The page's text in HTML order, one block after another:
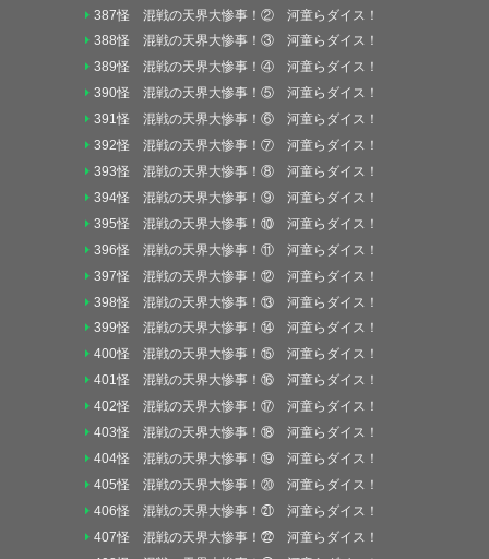
387怪 混戦の天界大惨事！② 河童らダイス！
388怪 混戦の天界大惨事！③ 河童らダイス！
389怪 混戦の天界大惨事！④ 河童らダイス！
390怪 混戦の天界大惨事！⑤ 河童らダイス！
391怪 混戦の天界大惨事！⑥ 河童らダイス！
392怪 混戦の天界大惨事！⑦ 河童らダイス！
393怪 混戦の天界大惨事！⑧ 河童らダイス！
394怪 混戦の天界大惨事！⑨ 河童らダイス！
395怪 混戦の天界大惨事！⑩ 河童らダイス！
396怪 混戦の天界大惨事！⑪ 河童らダイス！
397怪 混戦の天界大惨事！⑫ 河童らダイス！
398怪 混戦の天界大惨事！⑬ 河童らダイス！
399怪 混戦の天界大惨事！⑭ 河童らダイス！
400怪 混戦の天界大惨事！⑮ 河童らダイス！
401怪 混戦の天界大惨事！⑯ 河童らダイス！
402怪 混戦の天界大惨事！⑰ 河童らダイス！
403怪 混戦の天界大惨事！⑱ 河童らダイス！
404怪 混戦の天界大惨事！⑲ 河童らダイス！
405怪 混戦の天界大惨事！⑳ 河童らダイス！
406怪 混戦の天界大惨事！㉑ 河童らダイス！
407怪 混戦の天界大惨事！㉒ 河童らダイス！